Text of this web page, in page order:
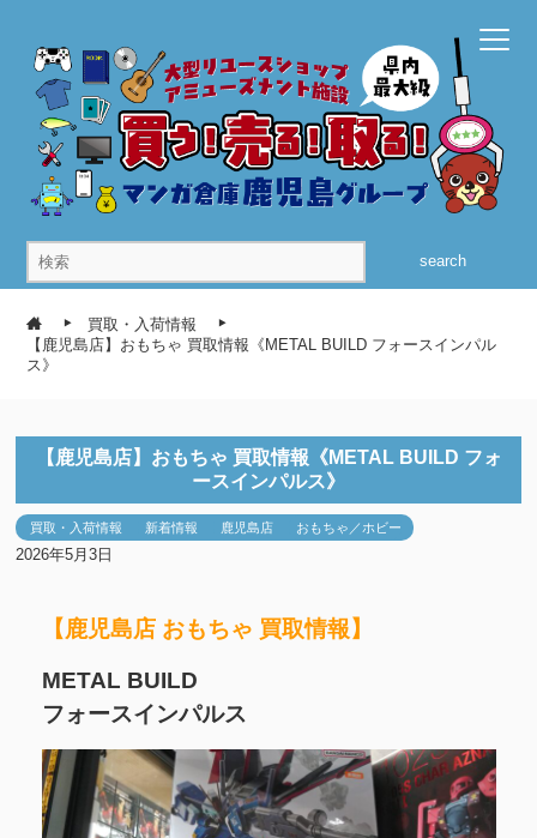
search
買取・入荷情報
【鹿児島店】おもちゃ 買取情報《METAL BUILD フォースインパル
ス》
【鹿児島店】おもちゃ 買取情報《METAL BUILD フォ
ースインパルス》
買取・入荷情報 新着情報 鹿児島店 おもちゃ／ホビー
2026年5月3日
【鹿児島店 おもちゃ 買取情報】
METAL BUILD
フォースインパルス